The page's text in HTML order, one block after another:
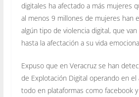
digitales ha afectado a más mujeres
al menos 9 millones de mujeres han
algún tipo de violencia digital, que
hasta la afectación a su vida
Expuso que en Veracruz se han
de Explotación Digital operando en
todo en plataformas como facebook